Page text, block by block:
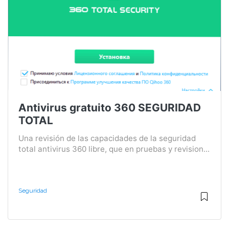
Antivirus gratuito 360 SEGURIDAD
TOTAL
Una revisión de las capacidades de la seguridad
total antivirus 360 libre, que en pruebas y revision...
Seguridad